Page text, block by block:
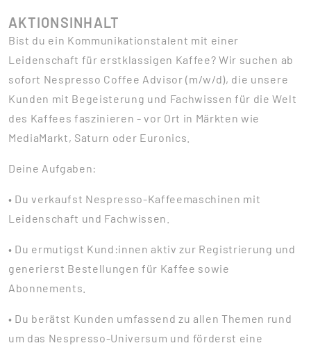
AKTIONSINHALT
Bist du ein Kommunikationstalent mit einer
Leidenschaft für erstklassigen Kaffee? Wir suchen ab
sofort Nespresso Coffee Advisor (m/w/d), die unsere
Kunden mit Begeisterung und Fachwissen für die Welt
des Kaffees faszinieren - vor Ort in Märkten wie
MediaMarkt, Saturn oder Euronics.
Deine Aufgaben:
• Du verkaufst Nespresso-Kaffeemaschinen mit
Leidenschaft und Fachwissen.
• Du ermutigst Kund:innen aktiv zur Registrierung und
generierst Bestellungen für Kaffee sowie
Abonnements.
• Du berätst Kunden umfassend zu allen Themen rund
um das Nespresso-Universum und förderst eine